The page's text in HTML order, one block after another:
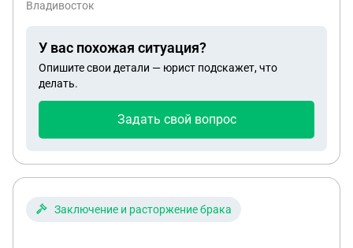
Владивосток
У вас похожая ситуация?
Опишите свои детали — юрист подскажет, что
делать.
Задать свой вопрос
Заключение и расторжение брака